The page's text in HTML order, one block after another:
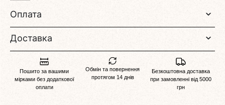
Оплата
Доставка
Пошито за вашими
мірками без додаткової
оплати
Обмін та повернення
протягом 14 днів
Безкоштовна доставка
при замовленні від 5000
грн